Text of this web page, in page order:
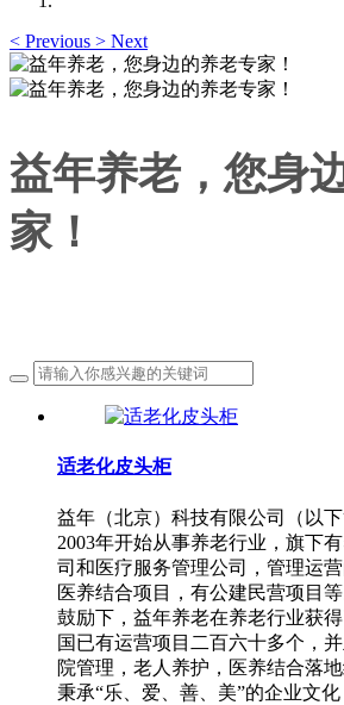
< Previous > Next
益年养老，您身
家！
适老化皮头柜
益年（北京）科技有限公司（以
2003年开始从事养老行业，旗下
司和医疗服务管理公司，管理运
医养结合项目，有公建民营项目
鼓励下，益年养老在养老行业获
国已有运营项目二百六十多个，
院管理，老人养护，医养结合落
秉承“乐、爱、善、美”的企业文